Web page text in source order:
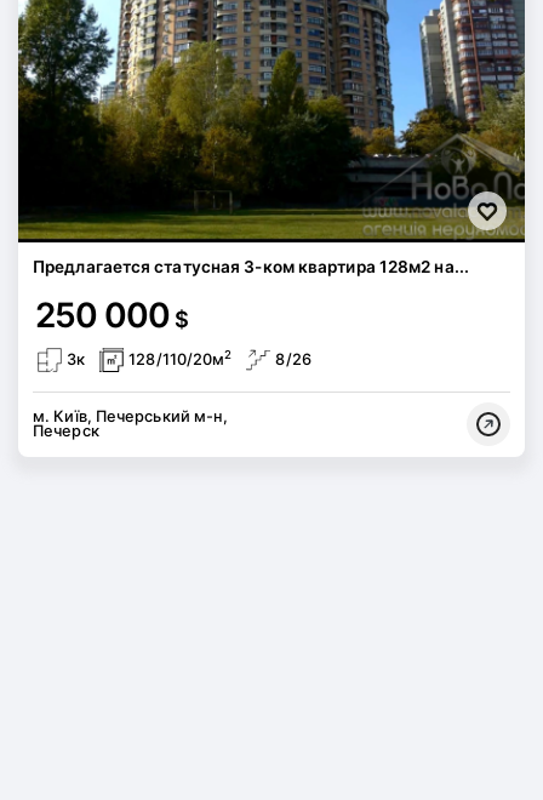
Предлагается статусная 3-ком квартира 128м2 на...
250 000 $
3к 128/110/20м2 8/26
м. Київ, Печерський м-н,
Печерск